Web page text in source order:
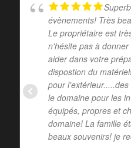
évènements! Très
Le propriétaire est
n'hésite pas à
aider dans votre
dispostion du
pour
le domaine pour les
équipés, propres et
domaine! La famille
beaux souvenirs! je